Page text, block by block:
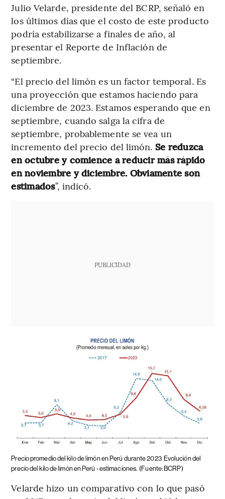
Julio Velarde, presidente del BCRP, señaló en
los últimos días que el costo de este producto
podría estabilizarse a finales de año, al
presentar el Reporte de Inflación de
septiembre.
“El precio del limón es un factor temporal. Es
una proyección que estamos haciendo para
diciembre de 2023. Estamos esperando que en
septiembre, cuando salga la cifra de
septiembre, probablemente se vea un
incremento del precio del limón. Se reduzca
en octubre y comience a reducir más rápido
en noviembre y diciembre. Obviamente son
estimados”, indicó.
PUBLICIDAD
Precio promedio del kilo de limón en Perú durante 2023 Evolución del
precio del kilo de limón en Perú - estimaciones. (Fuente: BCRP)
Velarde hizo un comparativo con lo que pasó